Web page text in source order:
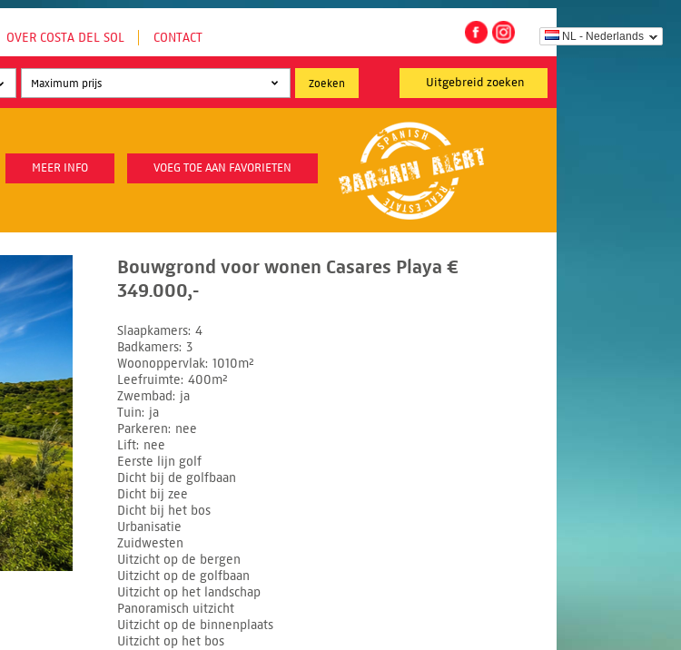
NL - Nederlands
OVER COSTA DEL SOL CONTACT
Uitgebreid zoeken
MEER INFO VOEG TOE AAN FAVORIETEN
Bouwgrond voor wonen Casares Playa €
349.000,-
Slaapkamers 4
Badkamers 3
Woonoppervlak 1010m²
Leefruimte 400m²
Zwembad
ja
Tuin ja
Parkeren nee
Lift nee
Eerste lijn golf
Dicht bij de golfbaan
Dicht bij zee
Dicht bij het bos
Urbanisatie
Zuidwesten
Uitzicht op de bergen
Uitzicht op de golfbaan
Uitzicht op het landschap
Panoramisch uitzicht
Uitzicht op de binnenplaats
Uitzicht op het bos